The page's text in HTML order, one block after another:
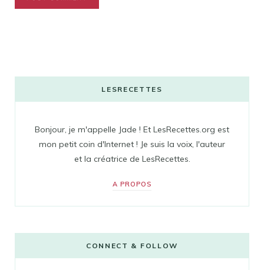
LESRECETTES
Bonjour, je m'appelle Jade ! Et LesRecettes.org est
mon petit coin d'Internet ! Je suis la voix, l'auteur
et la créatrice de LesRecettes.
A PROPOS
CONNECT & FOLLOW